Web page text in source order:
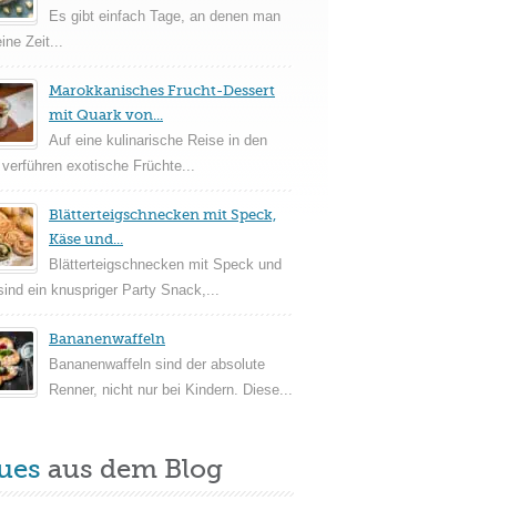
Es gibt einfach Tage, an denen man
Zeit...
Marokkanisches Frucht-Dessert
mit Quark von...
Auf eine kulinarische Reise in den
exotische Früchte...
Blätterteigschnecken mit Speck,
Käse und...
Blätterteigschnecken mit Speck und
ein knuspriger Party Snack,...
Bananenwaffeln
Bananenwaffeln sind der absolute
Renner, nicht nur bei Kindern. Diese...
aus dem Blog